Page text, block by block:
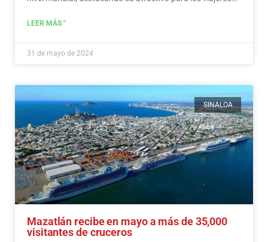
LEER MÁS "
31 de mayo de 2024
SINALOA
Mazatlán recibe en mayo a más de 35,000
visitantes de cruceros